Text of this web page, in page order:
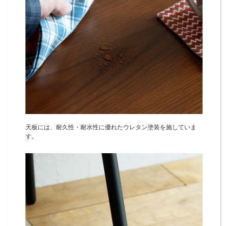
天板には、耐久性・耐水性に優れたウレタン塗装を施していま
す。